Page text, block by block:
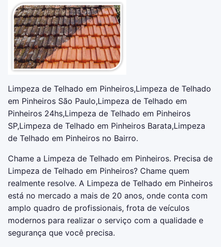
Limpeza de Telhado em Pinheiros,Limpeza de Telhado
em Pinheiros São Paulo,Limpeza de Telhado em
Pinheiros 24hs,Limpeza de Telhado em Pinheiros
SP,Limpeza de Telhado em Pinheiros Barata,Limpeza
de Telhado em Pinheiros no Bairro.
Chame a Limpeza de Telhado em Pinheiros. Precisa de
Limpeza de Telhado em Pinheiros? Chame quem
realmente resolve. A Limpeza de Telhado em Pinheiros
está no mercado a mais de 20 anos, onde conta com
amplo quadro de profissionais, frota de veículos
modernos para realizar o serviço com a qualidade e
segurança que você precisa.